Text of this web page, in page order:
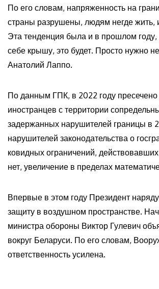
По его словам, напряженность на
страны разрушены, людям негде
Эта тенденция была и в прошлом
себе крышу, это будет. Просто нужно
Анатолий Лаппо.
По данным ГПК, в 2022 году пресечено
иностранцев с территории
задержанных нарушителей границы в
нарушителей законодательства о
ковидных ограничений,
нет, увеличение в пределах
Впервые в этом году Президент
защиту в воздушном пространстве.
министра обороны Виктор Гулевич
вокруг Беларуси. По его словам,
ответственность усилена.